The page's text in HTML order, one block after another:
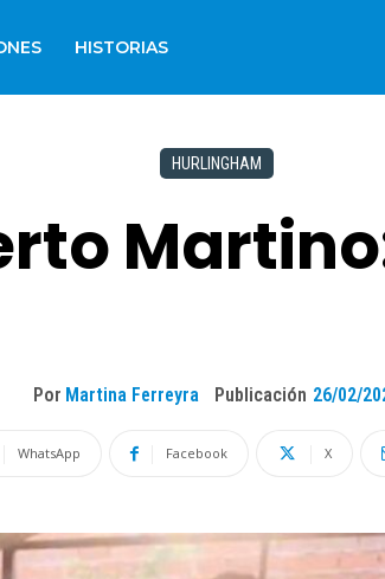
HISTORIAS
HURLINGHAM
Por Martina Ferreyra Publicación 26/02/
WhatsApp Facebook X